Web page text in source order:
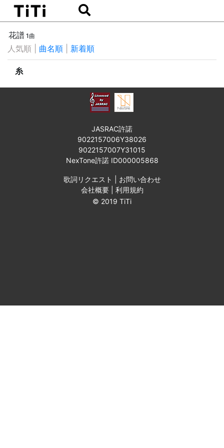
花譜1曲
人気順 曲名順 新着順
糸
JASRAC許諾
9022157006Y38026
9022157007Y31015
NexTone許諾 ID000005868
歌詞リクエスト
お問い合わせ
会社概要| 利用規約
© 2019 TiTi